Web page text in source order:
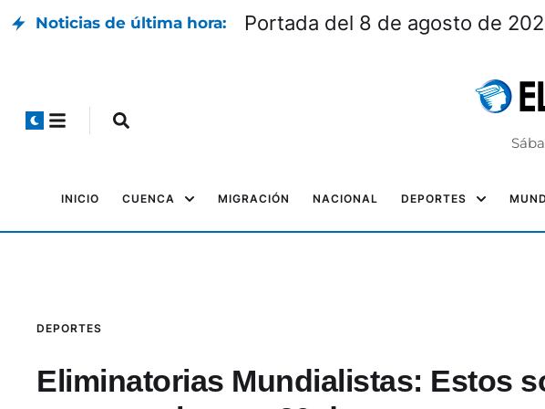
Noticias de última hora: Belsy Quiñónez pone a Ecuador
INICIO CUENCA MIGRACIÓN NACIONAL DEPORTES
DEPORTES
Eliminatorias Mundialistas: Estos